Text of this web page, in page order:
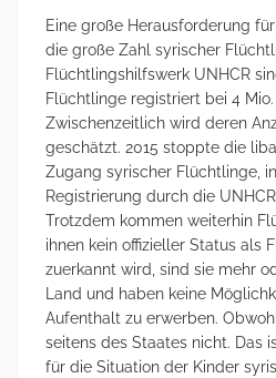
Eine große Herausforderung
die große Zahl syrischer
Flüchtlingshilfswerk UNHCR
Flüchtlinge registriert bei 4 Mio.
Zwischenzeitlich wird deren
geschätzt. 2015 stoppte die
Zugang syrischer Flüchtlinge,
Registrierung durch die
Trotzdem kommen weiterhin
ihnen kein offizieller Status als
zuerkannt wird, sind sie mehr
Land und haben keine
Aufenthalt zu erwerben.
seitens des Staates nicht. Das
für die Situation der Kinder